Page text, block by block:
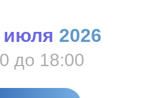
июля 2026
до 18:00